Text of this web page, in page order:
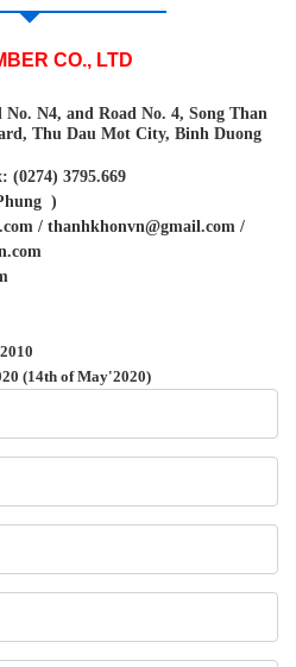
CO., LTD
N4, and Road No. 4, Song Than
Thu Dau Mot City, Binh Duong
(0274) 3795.669
)
/ thanhkhonvn@gmail.com /
(14th of May'2020)